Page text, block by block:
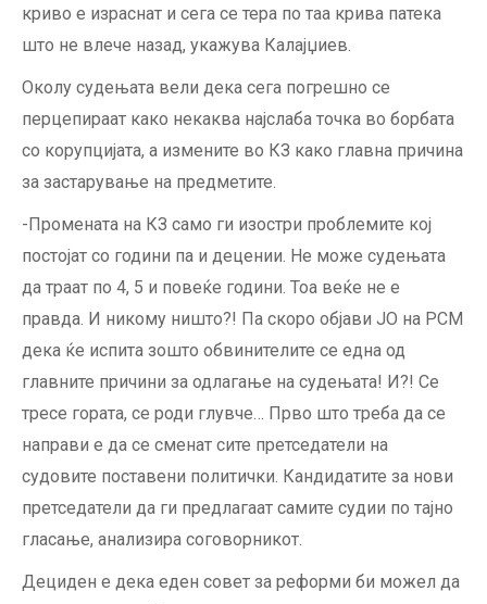
криво е израснат и сега се тера по таа крива патека
што не влече назад, укажува Калајџиев.
Околу судењата вели дека сега погрешно се
перцепираат како некаква најслаба точка во борбата
со корупцијата, а измените во КЗ како главна причина
за застарување на предметите.
-Промената на КЗ само ги изостри проблемите кој
постојат со години па и децении. Не може судењата
да траат по 4, 5 и повеќе години. Тоа веќе не е
правда. И никому ништо?! Па скоро објави ЈО на РСМ
дека ќе испита зошто обвинителите се една од
главните причини за одлагање на судењата! И?! Се
тресе гората, се роди глувче… Прво што треба да се
направи е да се сменат сите претседатели на
судовите поставени политички. Кандидатите за нови
претседатели да ги предлагаат самите судии по тајно
гласање, анализира соговорникот.
Дециден е дека еден совет за реформи би можел да